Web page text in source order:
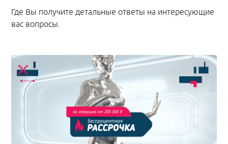
Где Вы получите детальные ответы на интересующие
вас вопросы.